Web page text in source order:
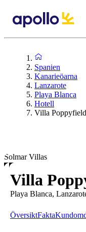
Spanien
Kanarieöarna
Lanzarote
Playa Blanca
Hotell
Villa Poppyfield
Solmar Villas
Villa
Playa Blanca,
ÖversiktFakta